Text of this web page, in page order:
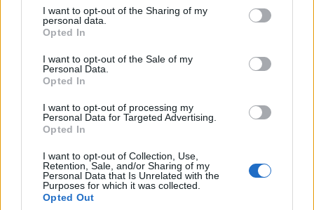
I want to opt-out of the Sharing of my
personal data.
Opted In
I want to opt-out of the Sale of my
Personal Data.
Opted In
I want to opt-out of processing my
Personal Data for Targeted Advertising.
Opted In
I want to opt-out of Collection, Use,
Retention, Sale, and/or Sharing of my
Personal Data that Is Unrelated with the
Purposes for which it was collected.
Opted Out
Perfil activo desde:
Empresas destacadas
en Fuenlabrada